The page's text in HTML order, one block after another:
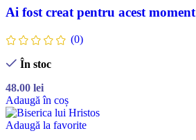
Ai fost creat pentru acest moment
(0)
În stoc
48.00 lei
Adaugă în coș
Adaugă la favorite